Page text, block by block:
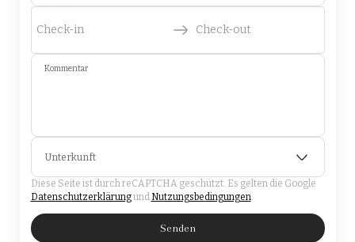
Check-in Check-out
Kommentar
Unterkunft
Diese Seite ist durch reCAPTCHA geschützt. Es gelten die Google
Datenschutzerklärungund Nutzungsbedingungen.
Senden